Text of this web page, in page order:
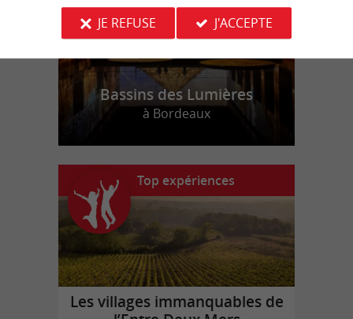
Bassins des Lumières
à Bordeaux
Top expériences
Les villages immanquables de
JE REFUSE
J'ACCEPTE